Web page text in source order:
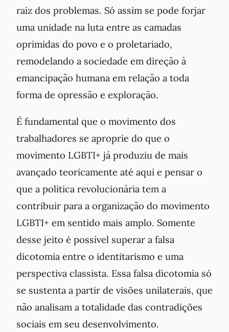
raiz dos problemas. Só assim se pode forjar
uma unidade na luta entre as camadas
oprimidas do povo e o proletariado,
remodelando a sociedade em direção à
emancipação humana em relação a toda
forma de opressão e exploração.
É fundamental que o movimento dos
trabalhadores se aproprie do que o
movimento LGBTI+ já produziu de mais
avançado teoricamente até aqui e pensar o
que a política revolucionária tem a
contribuir para a organização do movimento
LGBTI+ em sentido mais amplo. Somente
desse jeito é possível superar a falsa
dicotomia entre o identitarismo e uma
perspectiva classista. Essa falsa dicotomia só
se sustenta a partir de visões unilaterais, que
não analisam a totalidade das contradições
sociais em seu desenvolvimento.